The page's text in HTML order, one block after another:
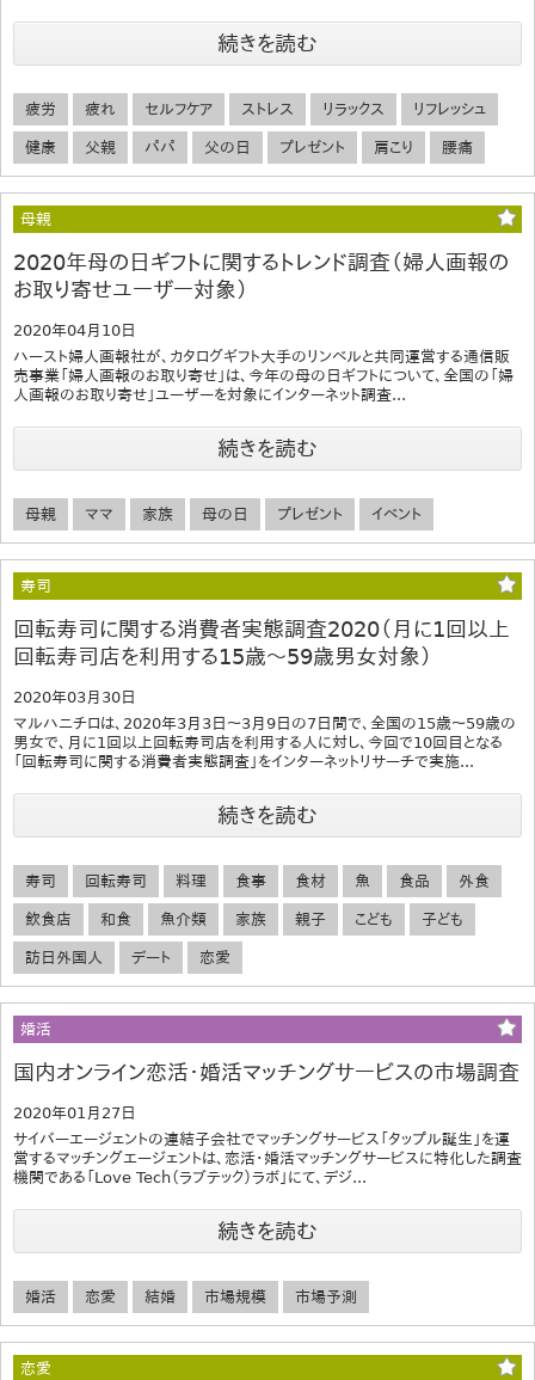
続きを読む
疲労 疲れ セルフケア ストレス リラックス リフレッシュ
健康 父親 パパ 父の日 プレゼント 肩こり 腰痛
母親
2020年母の日ギフトに関するトレンド調査（婦人画報の
お取り寄せユーザー対象）
2020年04月10日
ハースト婦人画報社が、カタログギフト大手のリンベルと共同運営する通信販
売事業「婦人画報のお取り寄せ」は、今年の母の日ギフトについて、全国の「婦
人画報のお取り寄せ」ユーザーを対象にインターネット調査...
続きを読む
母親 ママ 家族 母の日 プレゼント イベント
寿司
回転寿司に関する消費者実態調査2020（月に1回以上
回転寿司店を利用する15歳～59歳男女対象）
2020年03月30日
マルハニチロは、2020年3月3日～3月9日の7日間で、全国の15歳～59歳の
男女で、月に1回以上回転寿司店を利用する人に対し、今回で10回目となる
「回転寿司に関する消費者実態調査」をインターネットリサーチで実施...
続きを読む
寿司 回転寿司 料理 食事 食材 魚 食品 外食
飲食店 和食 魚介類 家族 親子 こども 子ども
訪日外国人 デート 恋愛
婚活
国内オンライン恋活・婚活マッチングサービスの市場調査
2020年01月27日
サイバーエージェントの連結子会社でマッチングサービス「タップル誕生」を運
営するマッチングエージェントは、恋活・婚活マッチングサービスに特化した調査
機関である「Love Tech（ラブテック）ラボ」にて、デジ...
続きを読む
婚活 恋愛 結婚 市場規模 市場予測
恋愛